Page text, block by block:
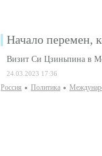
Начало перемен,
Визит Си Цзиньпина в
24.03.2023 17:36
Россия Политика